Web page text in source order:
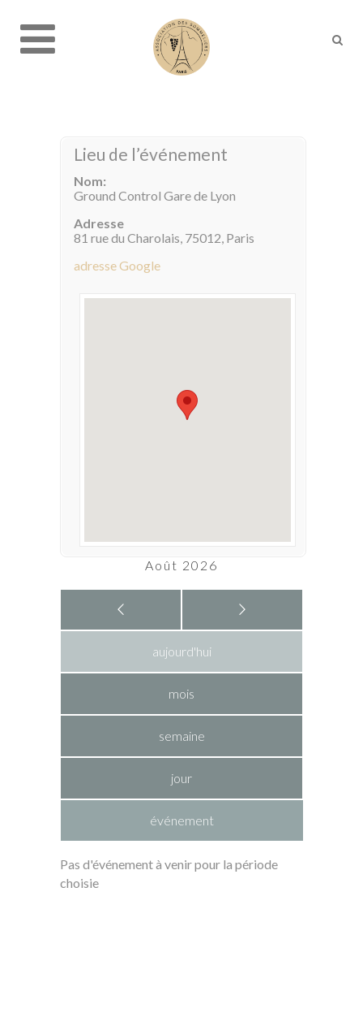
Lieu de l’événement
Nom:
Ground Control Gare de Lyon
Adresse
81 rue du Charolais, 75012, Paris
adresse Google
Août 2026
aujourd'hui
mois
semaine
jour
événement
Pas d'événement à venir pour la période
choisie